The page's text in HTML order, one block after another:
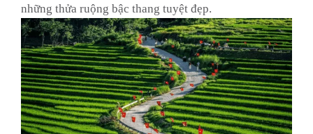
những thửa ruộng bậc thang tuyệt đẹp.